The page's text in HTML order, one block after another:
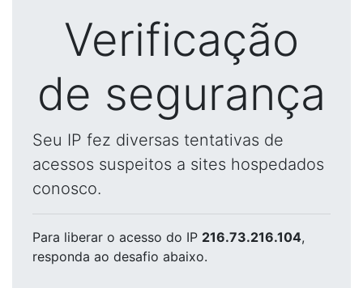
Verificação
de segurança
Seu IP fez diversas tentativas de
acessos suspeitos a sites hospedados
conosco.
Para liberar o acesso do IP 216.73.216.104,
responda ao desafio abaixo.